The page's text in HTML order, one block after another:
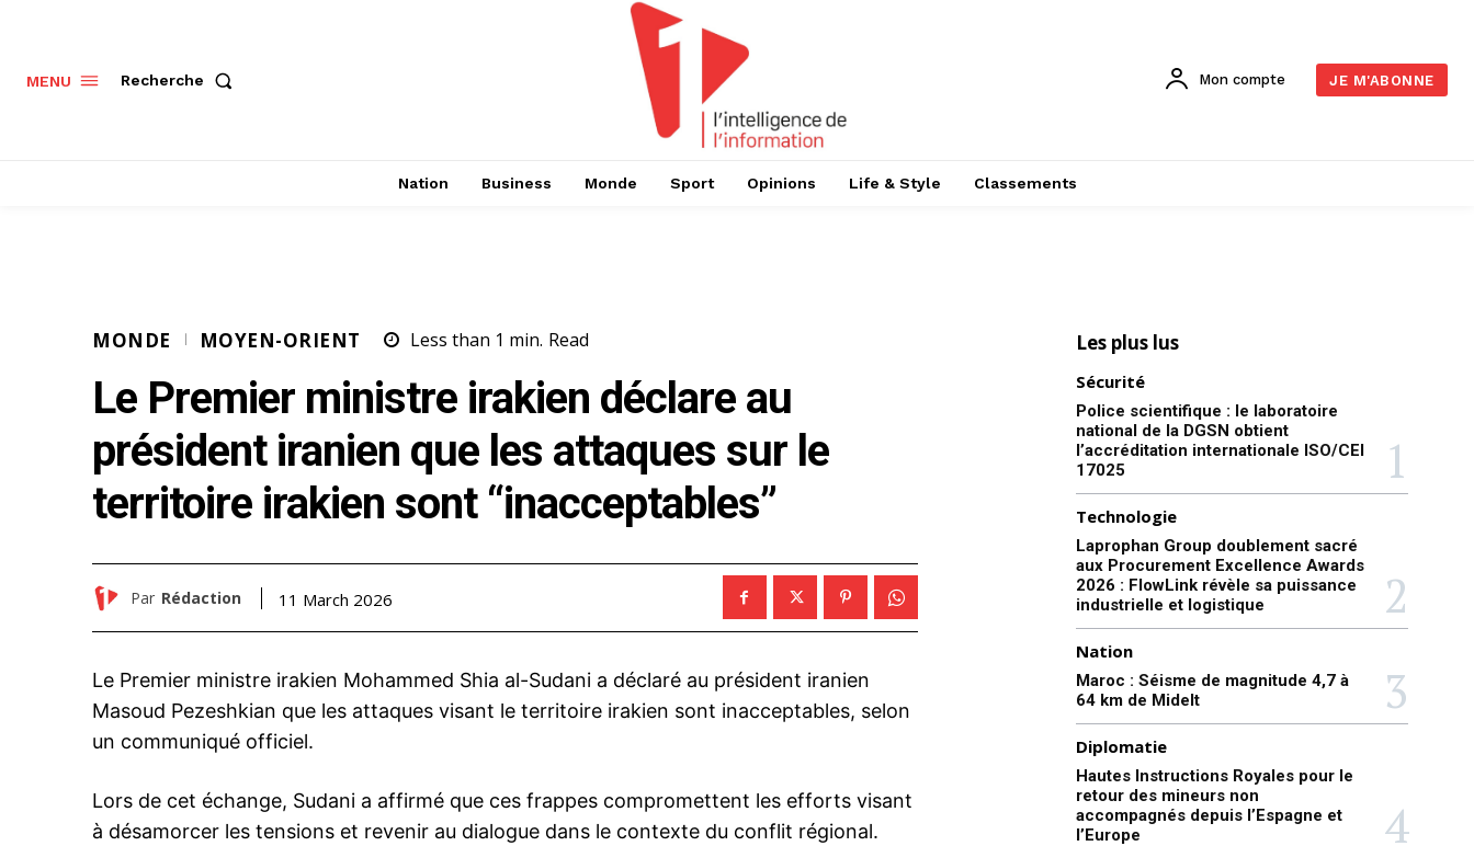
MENU Recherche Mon compte JE M'ABONNE
Nation Business Monde Sport Opinions Life & Style Classements
MONDE MOYEN-ORIENT Less than 1 min. Read
Le Premier ministre irakien déclare au
président iranien que les attaques sur le
territoire irakien sont “inacceptables”
Par Rédaction 11 March 2026
Le Premier ministre irakien Mohammed Shia al-Sudani a déclaré au président iranien
Masoud Pezeshkian que les attaques visant le territoire irakien sont inacceptables, selon
un communiqué officiel.
Lors de cet échange, Sudani a affirmé que ces frappes compromettent les efforts visant
à désamorcer les tensions et revenir au dialogue dans le contexte du conflit régional.
Les plus lus
Sécurité
Police scientifique : le laboratoire
national de la DGSN obtient
l’accréditation internationale ISO/CEI
17025
Technologie
Laprophan Group doublement sacré
aux Procurement Excellence Awards
2026 : FlowLink révèle sa puissance
industrielle et logistique
Nation
Maroc : Séisme de magnitude 4,7 à
64 km de Midelt
Diplomatie
Hautes Instructions Royales pour le
retour des mineurs non
accompagnés depuis l’Espagne et
l’Europe